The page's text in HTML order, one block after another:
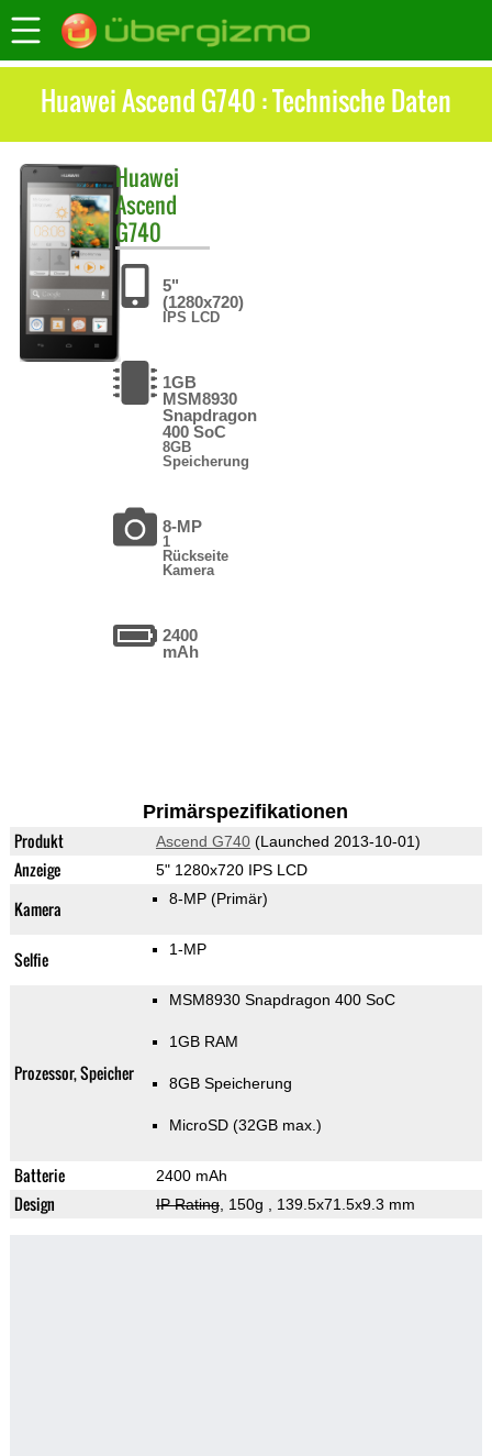
Huawei Ascend G740 : Technische Daten
Huawei
Ascend
G740
5"
(1280x720)
IPS LCD
1GB
MSM8930
Snapdragon
400 SoC
8GB
Speicherung
8-MP
1
Rückseite
Kamera
2400
mAh
Primärspezifikationen
Produkt Ascend G740(Launched 2013-10-01)
Anzeige 5" 1280x720 IPS LCD
Kamera 8-MP (Primär)
Selfie 1-MP
Prozessor, Speicher
MSM8930 Snapdragon 400 SoC
1GB RAM
8GB Speicherung
MicroSD (32GB max.)
Batterie 2400 mAh
Design IP Rating, 150g , 139.5x71.5x9.3 mm